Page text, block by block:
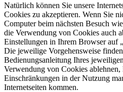
Natürlich können Sie unsere
Cookies zu akzeptieren. Wenn Sie
Computer beim nächsten Besuch
die Verwendung von Cookies auch
Einstellungen in Ihrem Browser auf
Die jeweilige Vorgehensweise
Bedienungsanleitung Ihres
Verwendung von Cookies ablehnen,
Einschränkungen in der Nutzung
Internetseiten kommen.